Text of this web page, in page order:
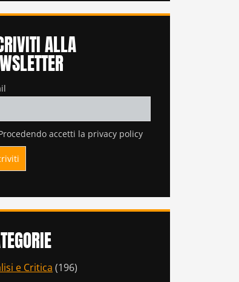
ALLA
accetti la privacy policy
e Critica (196)